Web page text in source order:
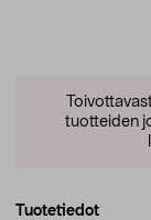
tuotteiden
Tuotetiedot